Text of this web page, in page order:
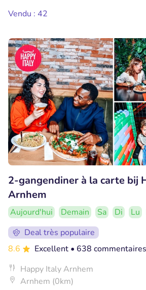
Vendu : 42
2-gangendiner à la carte bij
Arnhem
Aujourd'hui Demain Sa Di Lu
Deal très populaire
8.6
Excellent • 638 commentaires
Happy Italy Arnhem
Arnhem (0km)